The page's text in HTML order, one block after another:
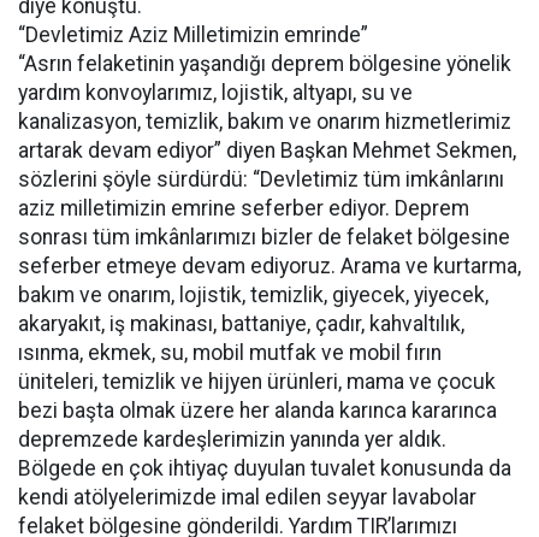
diye konuştu.
“Devletimiz Aziz Milletimizin emrinde”
“Asrın felaketinin yaşandığı deprem bölgesine yönelik
yardım konvoylarımız, lojistik, altyapı, su ve
kanalizasyon, temizlik, bakım ve onarım hizmetlerimiz
artarak devam ediyor” diyen Başkan Mehmet Sekmen,
sözlerini şöyle sürdürdü: “Devletimiz tüm imkânlarını
aziz milletimizin emrine seferber ediyor. Deprem
sonrası tüm imkânlarımızı bizler de felaket bölgesine
seferber etmeye devam ediyoruz. Arama ve kurtarma,
bakım ve onarım, lojistik, temizlik, giyecek, yiyecek,
akaryakıt, iş makinası, battaniye, çadır, kahvaltılık,
ısınma, ekmek, su, mobil mutfak ve mobil fırın
üniteleri, temizlik ve hijyen ürünleri, mama ve çocuk
bezi başta olmak üzere her alanda karınca kararınca
depremzede kardeşlerimizin yanında yer aldık.
Bölgede en çok ihtiyaç duyulan tuvalet konusunda da
kendi atölyelerimizde imal edilen seyyar lavabolar
felaket bölgesine gönderildi. Yardım TIR’larımızı